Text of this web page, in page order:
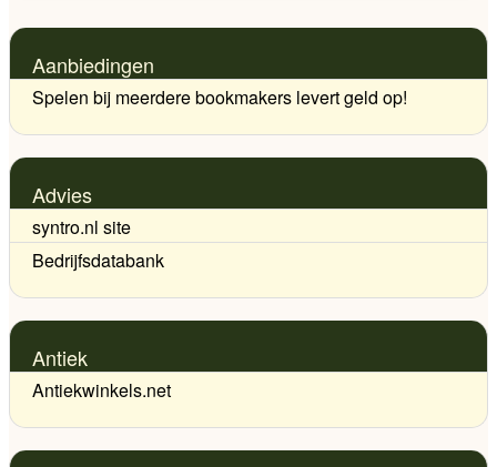
Aanbiedingen
Spelen bij meerdere bookmakers levert geld op!
Advies
syntro.nl site
Bedrijfsdatabank
Antiek
Antiekwinkels.net